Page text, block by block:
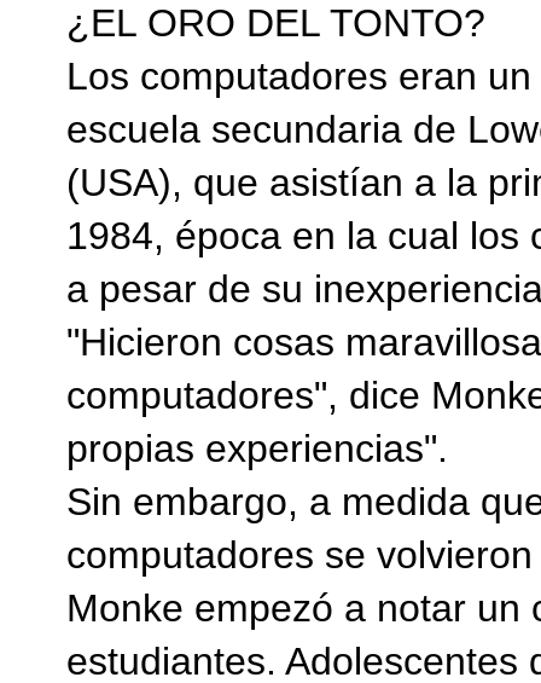
¿EL ORO DEL TONTO?
Los computadores eran
escuela secundaria de
(USA), que asistían a la
1984, época en la cual los
a pesar de su
"Hicieron cosas
computadores", dice
propias experiencias".
Sin embargo, a medida
computadores se
Monke empezó a notar un
estudiantes. Adolescentes